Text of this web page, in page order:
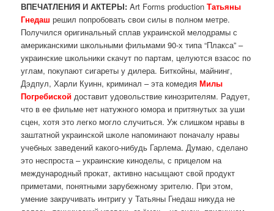
ВПЕЧАТЛЕНИЯ И АКТЕРЫ: Art Forms productionТатьяны
Гнедаш решил попробовать свои силы в полном метре.
Получился оригинальный сплав украинской мелодрамы с
американскими школьными фильмами 90-х типа “Плакса” –
украинские школьники скачут по партам, целуются взасос по
углам, покупают сигареты у дилера. Биткойны, майнинг,
Дэдпул, Харли Куинн, криминал – эта комедия Милы
Погребиской доставит удовольствие кинозрителям. Радует,
что в ее фильме нет натужного юмора и притянутых за уши
сцен, хотя это легко могло случиться. Уж слишком нравы в
заштатной украинской школе напоминают поначалу нравы
учебных заведений какого-нибудь Гарлема. Думаю, сделано
это неспроста – украинские киноделы, с прицелом на
международный прокат, активно насыщают свой продукт
приметами, понятными зарубежному зрителю. При этом,
умение закручивать интригу у Татьяны Гнедаш никуда не